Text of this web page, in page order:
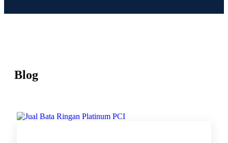
Blog